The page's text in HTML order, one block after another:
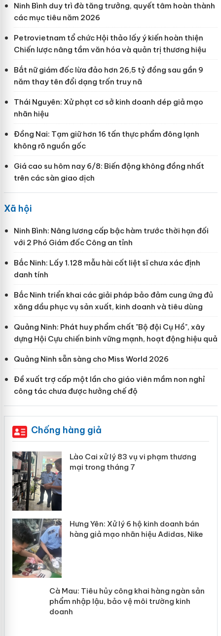
Ninh Bình duy trì đà tăng trưởng, quyết tâm hoàn thành
các mục tiêu năm 2026
Petrovietnam tổ chức Hội thảo lấy ý kiến hoàn thiện
Chiến lược nâng tầm văn hóa và quản trị thương hiệu
Bắt nữ giám đốc lừa đảo hơn 26,5 tỷ đồng sau gần 9
năm thay tên đổi dạng trốn truy nã
Thái Nguyên: Xử phạt cơ sở kinh doanh dép giả mạo
nhãn hiệu
Đồng Nai: Tạm giữ hơn 16 tấn thực phẩm đông lạnh
không rõ nguồn gốc
Giá cao su hôm nay 6/8: Biến động không đồng nhất
trên các sàn giao dịch
Xã hội
Ninh Bình: Nâng lương cấp bậc hàm trước thời hạn đối
với 2 Phó Giám đốc Công an tỉnh
Bắc Ninh: Lấy 1.128 mẫu hài cốt liệt sĩ chưa xác định
danh tính
Bắc Ninh triển khai các giải pháp bảo đảm cung ứng đủ
xăng dầu phục vụ sản xuất, kinh doanh và tiêu dùng
Quảng Ninh: Phát huy phẩm chất "Bộ đội Cụ Hồ", xây
dựng Hội Cựu chiến binh vững mạnh, hoạt động hiệu quả
Quảng Ninh sẵn sàng cho Miss World 2026
Đề xuất trợ cấp một lần cho giáo viên mầm non nghỉ
công tác chưa được hưởng chế độ
Chống hàng giả
Lào Cai xử lý 83 vụ vi phạm thương
mại trong tháng 7
Hưng Yên: Xử lý 6 hộ kinh doanh bán
hàng giả mạo nhãn hiệu Adidas, Nike
Cà Mau: Tiêu hủy công khai hàng
ngàn sản phẩm nhập lậu, bảo vệ môi
trường kinh doanh